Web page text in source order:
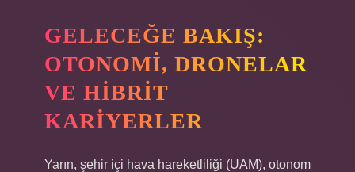
GELECEĞE BAKIŞ:
OTONOMI, DRONELAR
VE HIBRIT
KARIYERLER
Yarın, şehir içi hava hareketliliği (UAM), otonom